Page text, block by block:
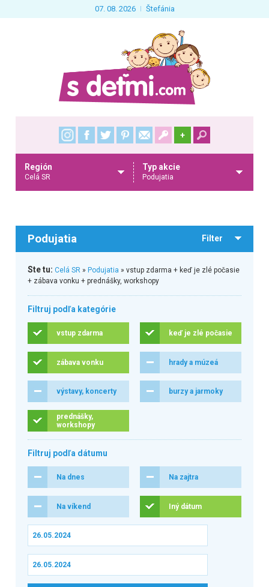
07. 08. 2026 Štefánia
+
Región
Celá SR
Typ akcie
Podujatia
Podujatia Filter
Ste tu: Celá SR» Podujatia » vstup zdarma + keď je zlé počasie
+ zábava vonku + prednášky, workshopy
Filtruj podľa kategórie
vstup zdarma keď je zlé počasie
zábava vonku hrady a múzeá
výstavy, koncerty burzy a jarmoky
prednášky,
workshopy
Filtruj podľa dátumu
Na dnes Na zajtra
Na víkend Iný dátum